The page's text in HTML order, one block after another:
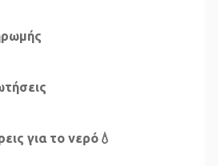
για το νερό💧